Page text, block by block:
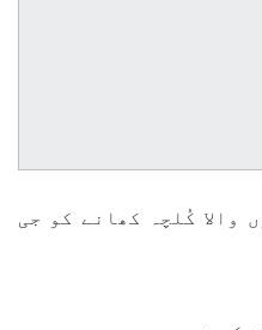
والا کُلچہ کھانے کو جی